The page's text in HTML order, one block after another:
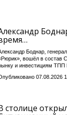
Боднар,
вошёл в состав
и инвестициям ТПП
07.08.2026
столице